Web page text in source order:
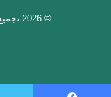
© 2026 ،جميع الحقوق محفوظةلموقع ريمة نت |